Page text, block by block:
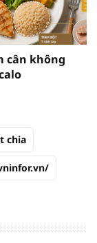
cân không
chia